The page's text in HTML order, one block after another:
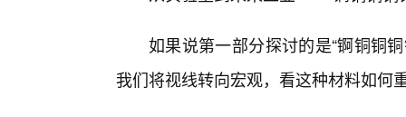
如果说第一部分探讨的是“锕铜铜
我们将视线转向宏观，看这种材料如何